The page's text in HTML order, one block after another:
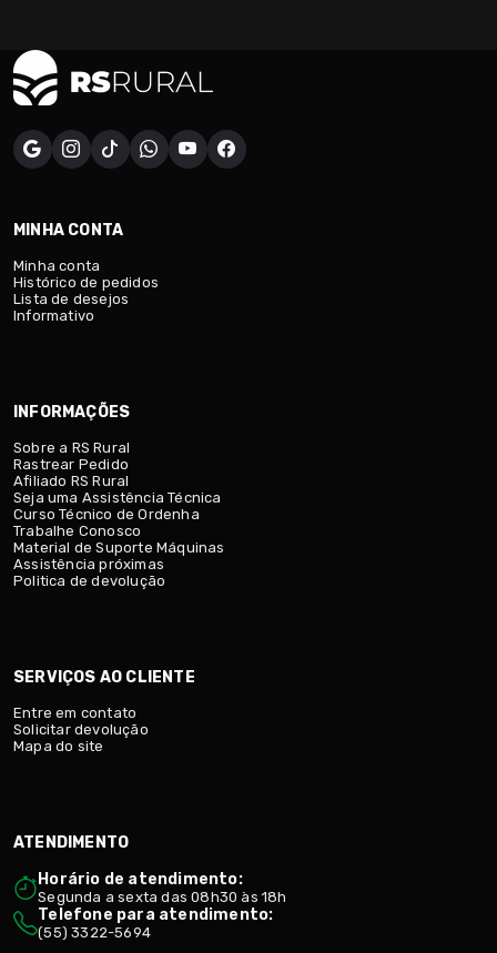
MINHA CONTA
Minha conta
Histórico de pedidos
Lista de desejos
Informativo
INFORMAÇÕES
Sobre a RS Rural
Rastrear Pedido
Afiliado RS Rural
Seja uma Assistência Técnica
Curso Técnico de Ordenha
Trabalhe Conosco
Material de Suporte Máquinas
Assistência próximas
Politica de devolução
SERVIÇOS AO CLIENTE
Entre em contato
Solicitar devolução
Mapa do site
ATENDIMENTO
Horário de atendimento:
Segunda a sexta das 08h30 às 18h
Telefone para atendimento:
(55) 3322-5694